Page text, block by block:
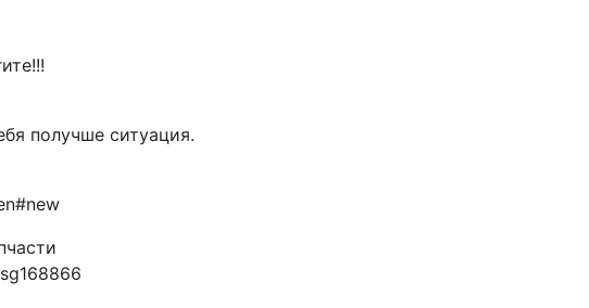
получше ситуация.